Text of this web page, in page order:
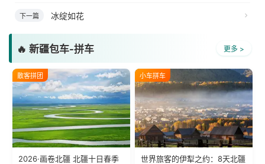
下一篇 冰绽如花
🔥 新疆包车-拼车 更多 >
散客拼团
2026·画卷北疆 北疆十日春季
小车拼车
世界旅客的伊犁之约：8天北疆